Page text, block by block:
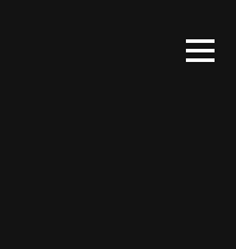
Menu